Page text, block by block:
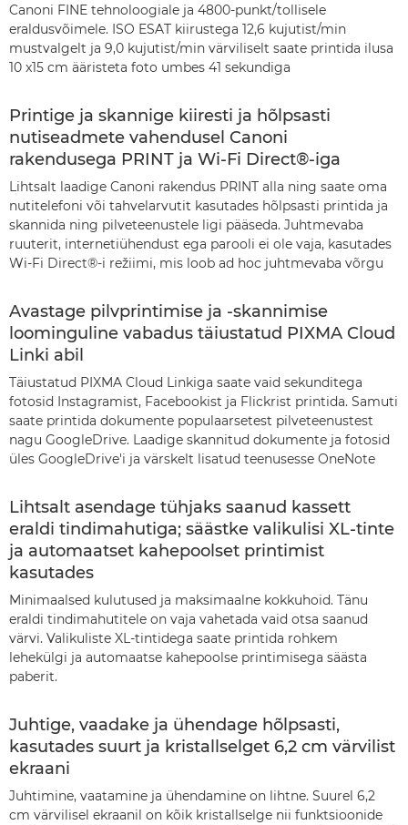
Canoni FINE tehnoloogiale ja 4800-punkt/tollisele
eraldusvõimele. ISO ESAT kiirustega 12,6 kujutist/min
mustvalgelt ja 9,0 kujutist/min värviliselt saate printida ilusa
10 x15 cm ääristeta foto umbes 41 sekundiga
Printige ja skannige kiiresti ja hõlpsasti
nutiseadmete vahendusel Canoni
rakendusega PRINT ja Wi-Fi Direct®-iga
Lihtsalt laadige Canoni rakendus PRINT alla ning saate oma
nutitelefoni või tahvelarvutit kasutades hõlpsasti printida ja
skannida ning pilveteenustele ligi pääseda. Juhtmevaba
ruuterit, internetiühendust ega parooli ei ole vaja, kasutades
Wi-Fi Direct®-i režiimi, mis loob ad hoc juhtmevaba võrgu
Avastage pilvprintimise ja -skannimise
loominguline vabadus täiustatud PIXMA Cloud
Linki abil
Täiustatud PIXMA Cloud Linkiga saate vaid sekunditega
fotosid Instagramist, Facebookist ja Flickrist printida. Samuti
saate printida dokumente populaarsetest pilveteenustest
nagu GoogleDrive. Laadige skannitud dokumente ja fotosid
üles GoogleDrive'i ja värskelt lisatud teenusesse OneNote
Lihtsalt asendage tühjaks saanud kassett
eraldi tindimahutiga; säästke valikulisi XL-tinte
ja automaatset kahepoolset printimist
kasutades
Minimaalsed kulutused ja maksimaalne kokkuhoid. Tänu
eraldi tindimahutitele on vaja vahetada vaid otsa saanud
värvi. Valikuliste XL-tintidega saate printida rohkem
lehekülgi ja automaatse kahepoolse printimisega säästa
paberit.
Juhtige, vaadake ja ühendage hõlpsasti,
kasutades suurt ja kristallselget 6,2 cm värvilist
ekraani
Juhtimine, vaatamine ja ühendamine on lihtne. Suurel 6,2
cm värvilisel ekraanil on kõik kristallselge nii funktsioonide